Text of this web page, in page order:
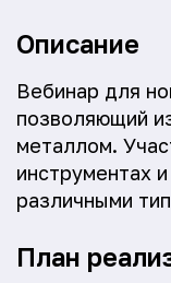
Описание
Вебинар для
позволяющий
металлом.
инструментах
различными
План